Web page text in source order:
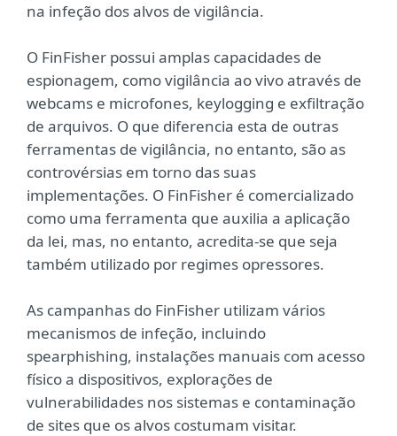
na infeção dos alvos de vigilância.
O FinFisher possui amplas capacidades de
espionagem, como vigilância ao vivo através de
webcams e microfones, keylogging e exfiltração
de arquivos. O que diferencia esta de outras
ferramentas de vigilância, no entanto, são as
controvérsias em torno das suas
implementações. O FinFisher é comercializado
como uma ferramenta que auxilia a aplicação
da lei, mas, no entanto, acredita-se que seja
também utilizado por regimes opressores.
As campanhas do FinFisher utilizam vários
mecanismos de infeção, incluindo
spearphishing, instalações manuais com acesso
físico a dispositivos, explorações de
vulnerabilidades nos sistemas e contaminação
de sites que os alvos costumam visitar.